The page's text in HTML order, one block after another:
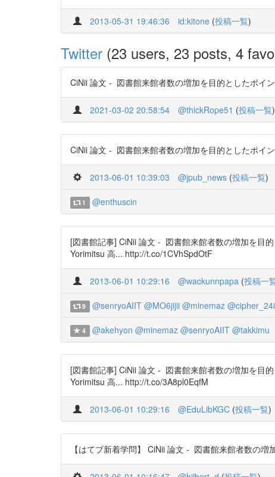
2013-05-31 19:46:36 id:kitone (投稿一覧)
Twitter (23 users, 23 posts, 4
CiNii 論文 - 図書館来館者数の増加を目的としたポイ
2021-03-02 20:58:54 @thickRope51 (投稿一覧)
CiNii 論文 - 図書館来館者数の増加を目的としたポイ
2013-06-01 10:39:03 @jpub_news (投稿一覧)
1 @enthuscin
[図書館記事] CiNii 論文 - 図書館来館者数の増加を目
Yorimitsu 高... http://t.co/1CVhSpdOtF
2013-06-01 10:29:16 @wackunnpapa (投稿一
9 @senryoAIIT @MO6jijii @minemaz @cipher_24i
4 @akehyon @minemaz @senryoAIIT @takkimu
[図書館記事] CiNii 論文 - 図書館来館者数の増加を目
Yorimitsu 高... http://t.co/3A8pl0EqfM
2013-06-01 10:29:16 @EduLibKGC (投稿一覧)
【はてブ新着学問】 CiNii 論文 - 図書館来館者数の